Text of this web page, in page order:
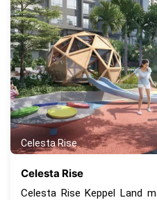
Celesta Rise
Celesta Rise
Celesta Rise Keppel Land